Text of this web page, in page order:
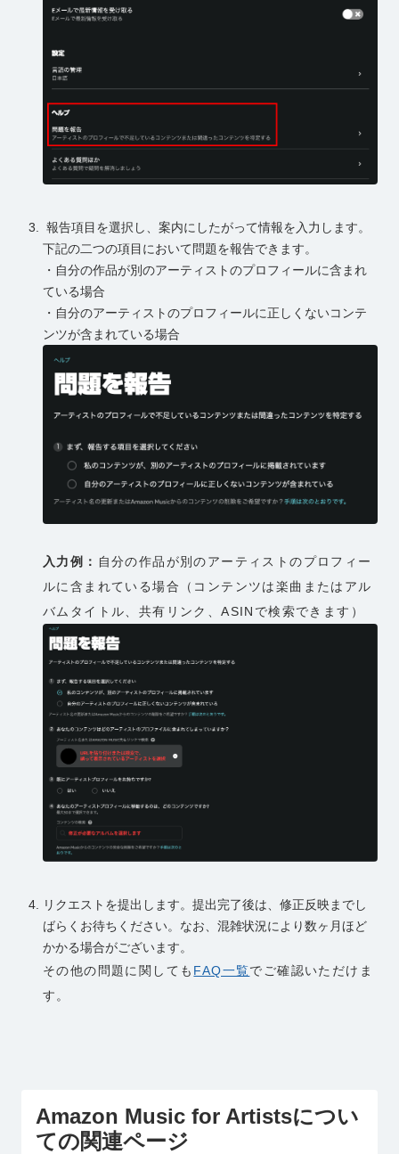
報告項目を選択し、案内にしたがって情報を入力します。
下記の二つの項目において問題を報告できます。
・自分の作品が別のアーティストのプロフィールに含まれ
ている場合
・自分のアーティストのプロフィールに正しくないコンテ
ンツが含まれている場合
入力例： 自分の作品が別のアーティストのプロフィー
ルに含まれている場合（コンテンツは楽曲またはアル
バムタイトル、共有リンク、ASINで検索できます）
リクエストを提出します。提出完了後は、修正反映までし
ばらくお待ちください。なお、混雑状況により数ヶ月ほど
かかる場合がございます。
その他の問題に関しても FAQ一覧でご確認いただけま
す。
Amazon Music for Artistsについ
ての関連ページ